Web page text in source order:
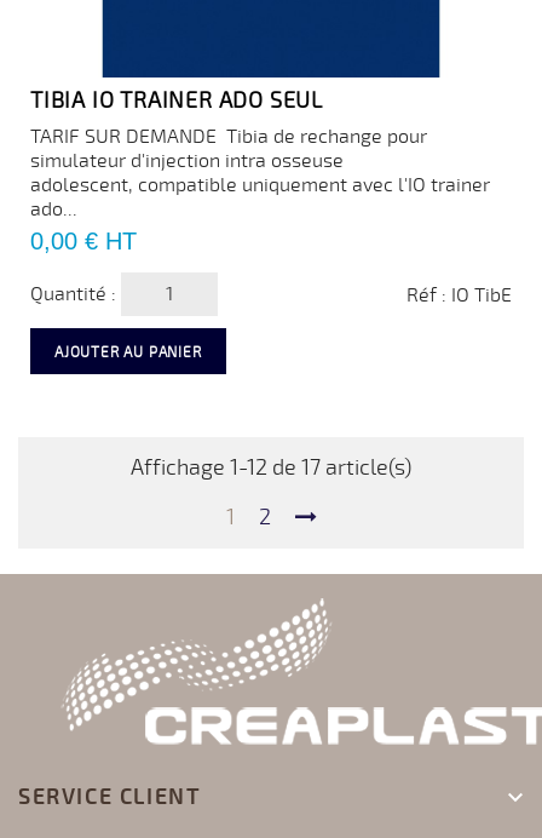
TIBIA IO TRAINER ADO SEUL
TARIF SUR DEMANDE Tibia de rechange pour
simulateur d'injection intra osseuse
adolescent, compatible uniquement avec l'IO trainer
ado...
Prix
0,00 € HT
Quantité : Réf : IO TibE
AJOUTER AU PANIER
Affichage 1-12 de 17 article(s)
1
2
SERVICE CLIENT 